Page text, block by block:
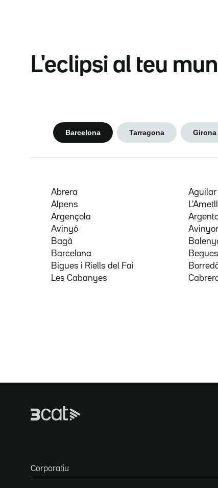
L'eclipsi al teu
Barcelona Tarragona Girona
Abrera Aguilar
Alpens
Argençola
Avinyó
Bagà
Barcelona
Begues
Bigues i Riells del Fai
Les Cabanyes
Corporatiu